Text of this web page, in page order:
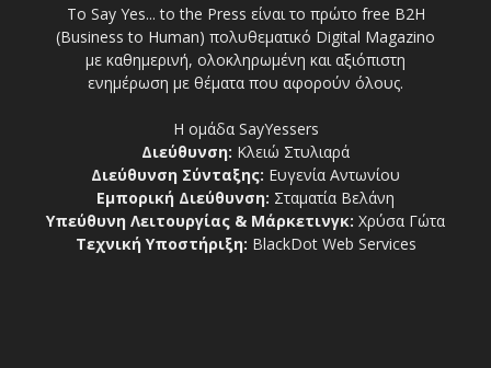
Το Say Yes... to the Press είναι το πρώτο free Β2Η
(Business to Human) πολυθεματικό Digital Magazino
με καθημερινή, ολοκληρωμένη και αξιόπιστη
ενημέρωση με θέματα που αφορούν όλους.
Η ομάδα SayYessers
Διεύθυνση: Κλειώ Στυλιαρά
Διεύθυνση Σύνταξης: Ευγενία Αντωνίου
Εμπορική Διεύθυνση: Σταματία Βελάνη
Υπεύθυνη Λειτουργίας & Μάρκετινγκ: Χρύσα Γώτα
Τεχνική Υποστήριξη: BlackDot Web Services